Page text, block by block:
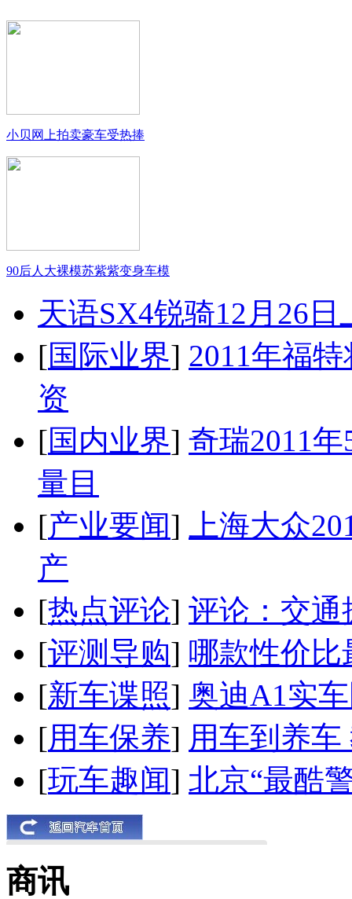
小贝网上拍卖豪车受热捧
90后人大裸模苏紫紫变身车模
天语SX4锐骑12月26
[国际业界] 2011年福
资
[国内业界] 奇瑞2011
量目
[产业要闻]
上海大众
产
[热点评论] 评论：交通
[评测导购] 哪款性价比
[新车谍照] 奥迪A1实
[用车保养] 用车到养
[玩车趣闻] 北京“最酷
商讯